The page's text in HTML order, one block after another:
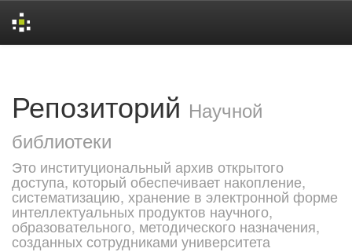
Репозиторий Научной
библиотеки
Это институциональный архив открытого
доступа, который обеспечивает накопление,
систематизацию, хранение в электронной форме
интеллектуальных продуктов научного,
образовательного, методического назначения,
созданных сотрудниками университета